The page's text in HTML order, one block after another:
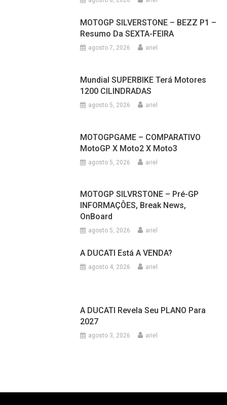
MOTOGP SILVERSTONE – BEZZ P1 –
Resumo Da SEXTA-FEIRA
agosto 7, 2026 ariel
Mundial SUPERBIKE Terá Motores
1200 CILINDRADAS
agosto 5, 2026 ariel
MOTOGPGAME – COMPARATIVO
MotoGP X Moto2 X Moto3
agosto 5, 2026 ariel
MOTOGP SILVRSTONE – Pré-GP
INFORMAÇÔES, Break News,
OnBoard
agosto 5, 2026 ariel
A DUCATI Está A VENDA?
agosto 4, 2026 ariel
A DUCATI Revela Seu PLANO Para
2027
agosto 3, 2026 ariel